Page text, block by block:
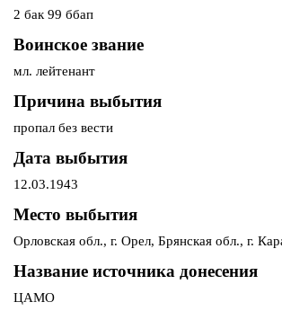
2 бак 99 ббап
Воинское звание
мл. лейтенант
Причина выбытия
пропал без вести
Дата выбытия
12.03.1943
Место выбытия
Орловская обл., г. Орел, Брянская обл., г.
Название источника донесения
ЦАМО